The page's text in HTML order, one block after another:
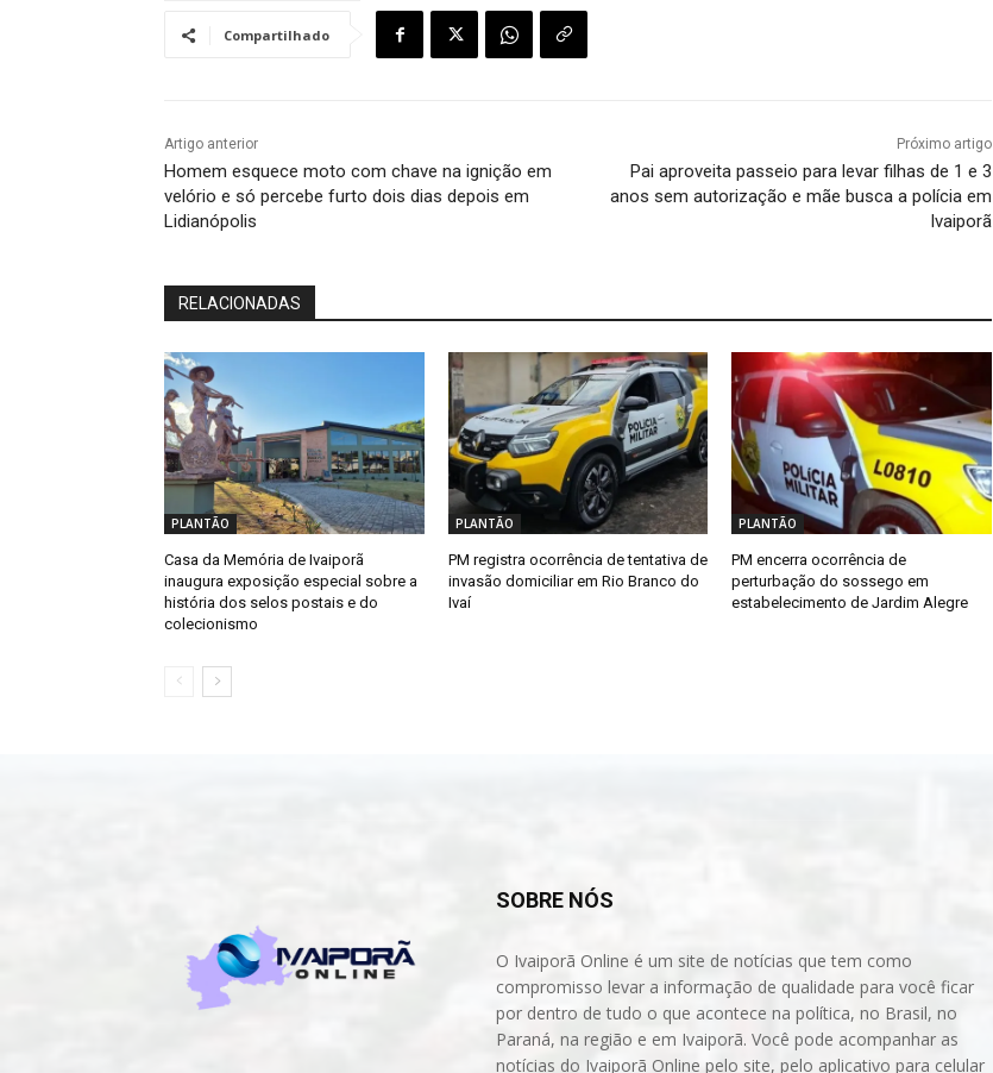
Compartilhado
Artigo anterior
Homem esquece moto com chave na ignição em
velório e só percebe furto dois dias depois em
Lidianópolis
Próximo artigo
Pai aproveita passeio para levar filhas de 1 e 3
anos sem autorização e mãe busca a polícia em
Ivaiporã
RELACIONADAS
PLANTÃO
Casa da Memória de Ivaiporã
inaugura exposição especial sobre a
história dos selos postais e do
colecionismo
PLANTÃO
PM registra ocorrência de tentativa de
invasão domiciliar em Rio Branco do
Ivaí
PLANTÃO
PM encerra ocorrência de
perturbação do sossego em
estabelecimento de Jardim Alegre
SOBRE NÓS
O Ivaiporã Online é um site de notícias que tem como
compromisso levar a informação de qualidade para você ficar
por dentro de tudo o que acontece na política, no Brasil, no
Paraná, na região e em Ivaiporã. Você pode acompanhar as
notícias do Ivaiporã Online pelo site, pelo aplicativo para celular